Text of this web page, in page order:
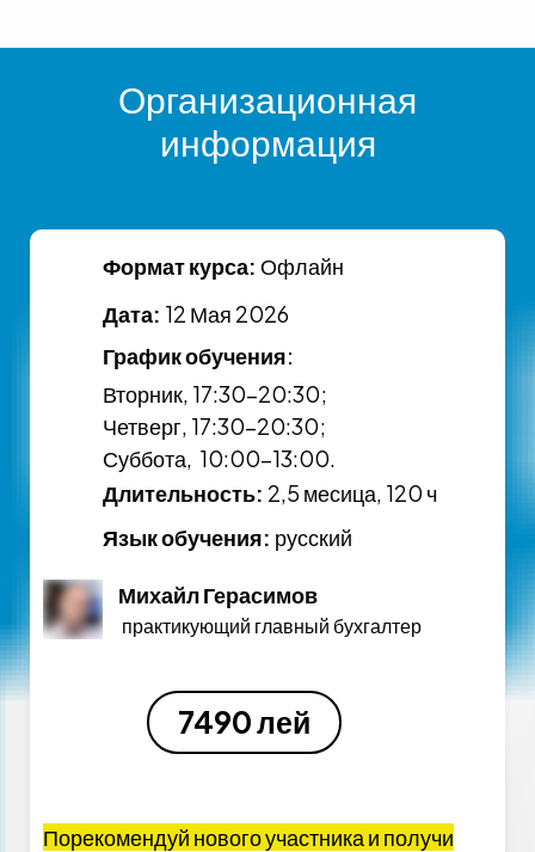
Организационная
информация
Порекомендуй нового участника и получи
7490 лей
Михайл Герасимов
практикующий главный бухгалтер
График обучения:
Вторник, 17:30–20:30;
Четверг, 17:30–20:30;
Суббота, 10:00–13:00.
Дата: 12 Мая 2026
Длительность: 2,5 месица, 120 ч
Язык обучения: русский
Формат курса: Офлайн